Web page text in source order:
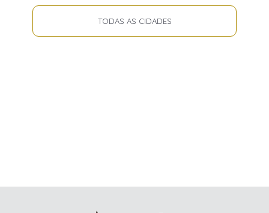
TODAS AS CIDADES